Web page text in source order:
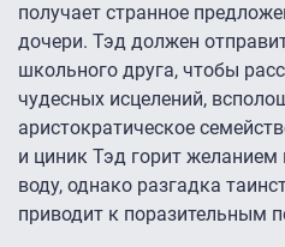
получает странное
дочери. Тэд должен
школьного друга, чтобы
чудесных исцелений,
аристократическое
и циник Тэд горит желанием
воду, однако разгадка
приводит к поразительным